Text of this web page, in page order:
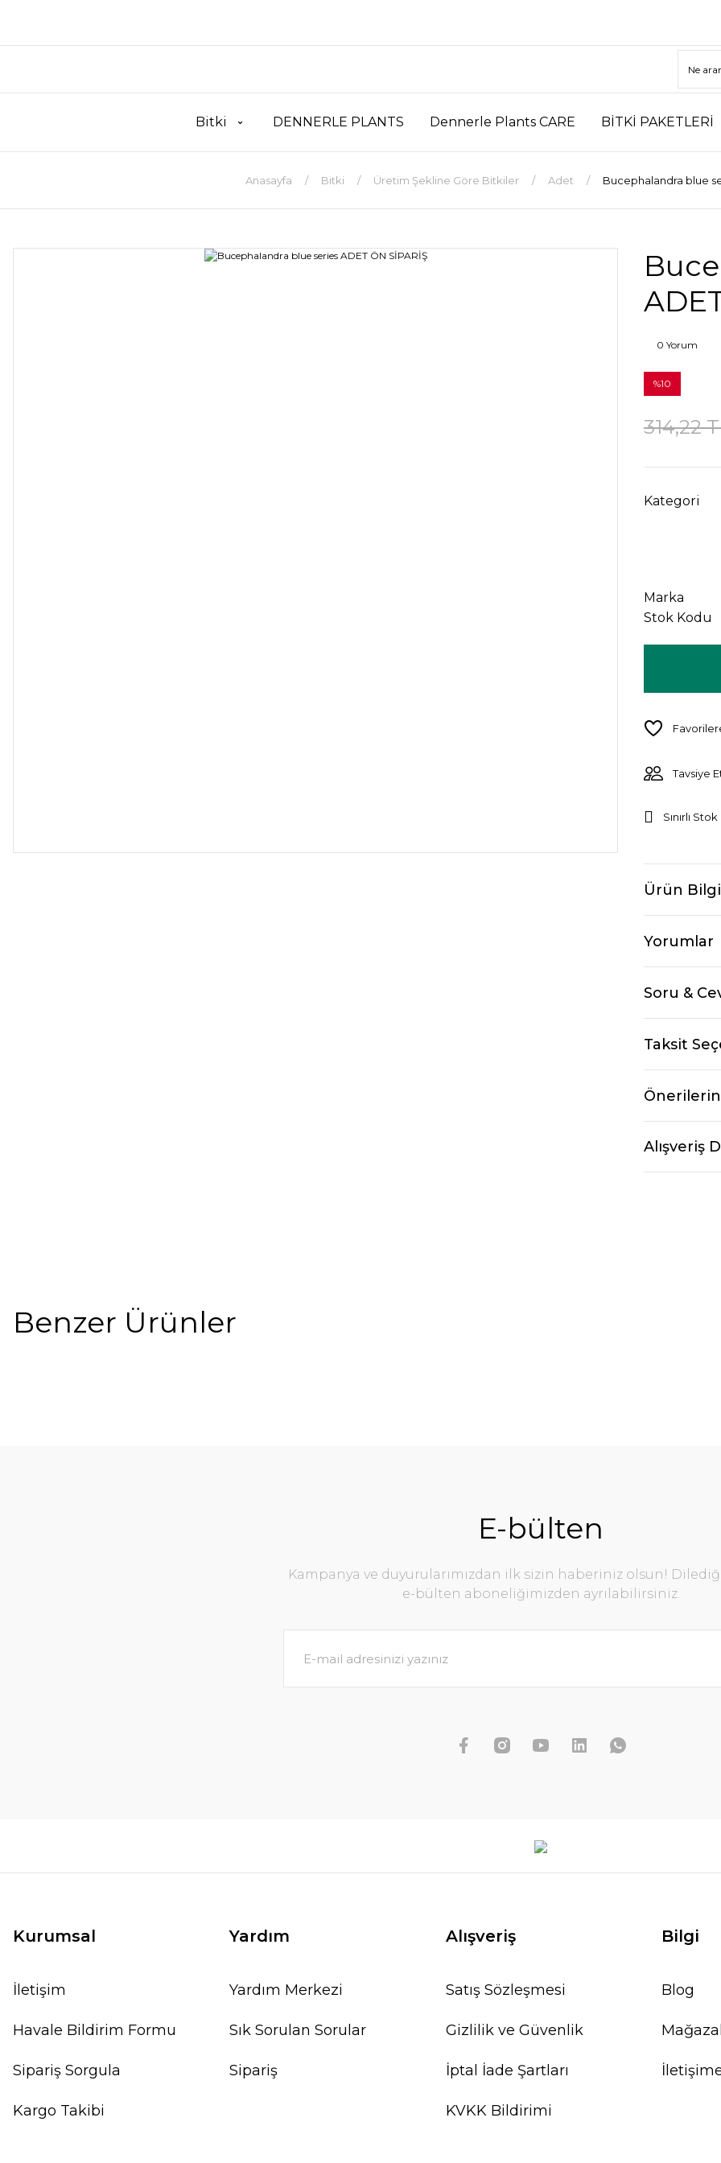
Bitki DENNERLE PLANTS Dennerle Plants CARE BİTKİ PAKETLERİ
Anasayfa Bitki Üretim Şekline Göre Bitkiler Adet Bucephalandra blue
0 Yorum
%10
314,22
Kategori
Marka
Stok Kodu
Tavsiye
Sınırlı Stok
Ürün
Yorumlar
Soru &
Taksit
Alışveriş
Benzer Ürünler
2.633,93 TL 2.370,54 TL
SEPETE EKLE
1.070,04 TL
%10
E-bülten
Kampanya ve duyurularımızdan ilk sizin haberiniz olsun!
e-bülten aboneliğimizden ayrılabilirsiniz.
Kurumsal
İletişim
Havale Bildirim Formu
Sipariş Sorgula
Kargo Takibi
Yardım
Yardım Merkezi
Sık Sorulan Sorular
Sipariş
Alışveriş
Satış Sözleşmesi
Gizlilik ve Güvenlik
İptal İade Şartları
KVKK Bildirimi
Bilgi
Blog